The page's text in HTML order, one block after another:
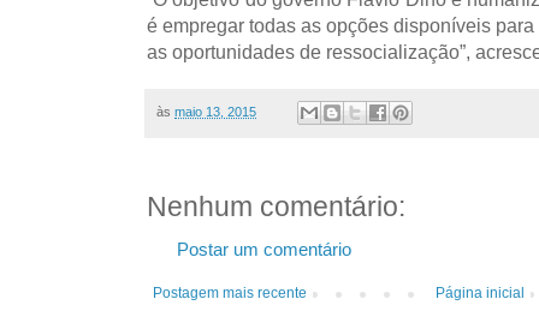
é empregar todas as opções disponíveis
as oportunidades de ressocialização”,
às maio 13, 2015
Nenhum comentário:
Postar um comentário
Postagem mais recente Página inicial